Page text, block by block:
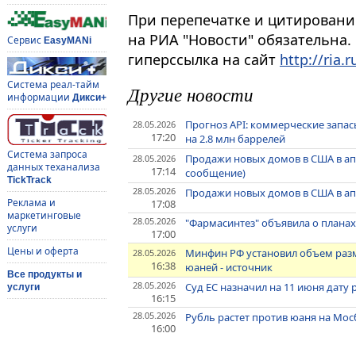
Сервис EasyMANi
Система реал-тайм
информации Дикси+
Система запроса
данных теханализа
TickTrack
Реклама и
маркетинговые
услуги
Цены и оферта
Все продукты и
услуги
При перепечатке и
на РИА "Новости"
гиперссылка на сайт http://
Другие новости
28.05.2026
17:20
Прогноз API: коммерческие
на 2.8 млн баррелей
28.05.2026
17:14
Продажи новых домов в США в
сообщение)
28.05.2026
17:08
Продажи новых домов в США в
28.05.2026
17:00
"Фармасинтез" объявила о
28.05.2026
16:38
Минфин РФ установил объем
юаней - источник
28.05.2026
16:15
Суд ЕС назначил на 11 июня
28.05.2026
16:00
Рубль растет против юаня на